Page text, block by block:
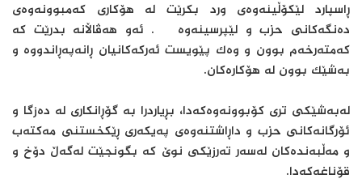
ڕاسپارد لێکۆڵینەوەی ورد بکرێت لە هۆکاری کەمبوونەوەی
دەنگەکانی حزب و لێپرسینەوە . ئەو هەڤاڵانە بدرێت کە
کەمتەرخەم بوون و وەک پێویست ئەرکەکانیان ڕانەپەڕاندووە و
بەشێک بوون لە هۆکارەکان.
لەبەشێکی تری کۆبوونەوەکەدا، بڕیاردرا بە گۆڕانکاری لە دەزگا و
ئۆرگانەکانی حزب و داڕاشتنەوەی پەیکەری ڕێکخستنی مەکتەب
و مەڵبەندەکان لەسەر تەرزێکی نوێ کە بگونجێت لەگەڵ دۆخ و
قۆناغەکەدا.